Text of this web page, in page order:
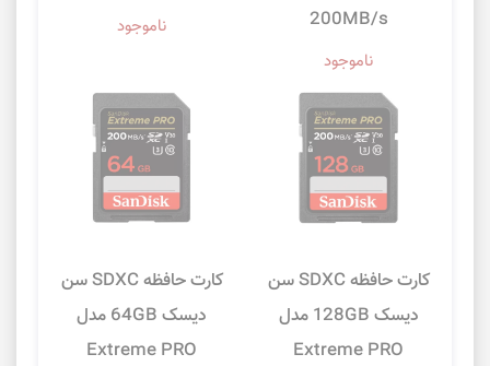
200MB/s
ناموجود
ناموجود
کارت حافظه SDXC سن
دیسک 128GB مدل
Extreme PRO
کارت حافظه SDXC سن
دیسک 64GB مدل
Extreme PRO